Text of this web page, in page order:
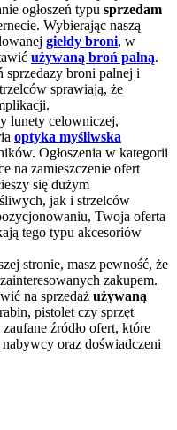
ogłoszeń typu sprzedam
Wybierając naszą
giełdy broni, w
używaną broń palną.
sprzedazy broni palnej i
sprawiają, że
lunety celowniczej,
optyka myśliwska
Ogłoszenia w kategorii
na zamieszczenie ofert
się dużym
jak i strzelców
Twoja oferta
tego typu akcesoriów
stronie, masz pewność, że
zakupem.
na sprzedaż używaną
pistolet czy sprzęt
zaufane źródło ofert, które
oraz doświadczeni